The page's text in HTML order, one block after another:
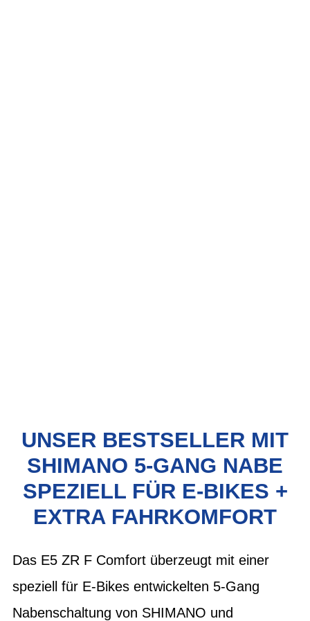
UNSER BESTSELLER MIT
SHIMANO 5-GANG NABE
SPEZIELL FÜR E-BIKES +
EXTRA FAHRKOMFORT
Das E5 ZR F Comfort überzeugt mit einer
speziell für E-Bikes entwickelten 5-Gang
Nabenschaltung von SHIMANO und